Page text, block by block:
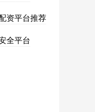
资平台推荐
全平台